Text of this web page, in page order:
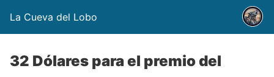
La Cueva del Lobo
32 Dólares para el premio del